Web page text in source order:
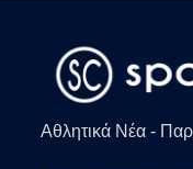
Αθλητικά Νέα -